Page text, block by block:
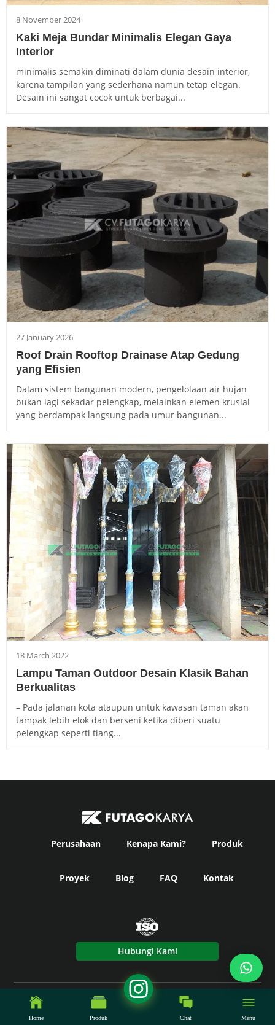
8 November 2024
Kaki Meja Bundar Minimalis Elegan Gaya
Interior
minimalis semakin diminati dalam dunia desain interior,
karena tampilan yang sederhana namun tetap elegan.
Desain ini sangat cocok untuk berbagai...
27 January 2026
Roof Drain Rooftop Drainase Atap Gedung
yang Efisien
Dalam sistem bangunan modern, pengelolaan air hujan
bukan lagi sekadar pelengkap, melainkan elemen krusial
yang berdampak langsung pada umur bangunan...
18 March 2022
Lampu Taman Outdoor Desain Klasik Bahan
Berkualitas
– Pada jalanan kota ataupun untuk kawasan taman akan
tampak lebih elok dan berseni ketika diberi suatu
pelengkap seperti tiang...
Perusahaan Kenapa Kami? Produk
Proyek Blog FAQ Kontak
Hubungi Kami
© Copyright Futago Karya
2024. All Rights Reserved -
Powered by Fikky Power.
Home Produk Chat Menu